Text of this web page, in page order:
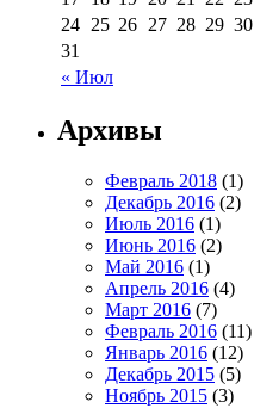
« Июл
24 25 26 27 28 29 30
31
Архивы
Февраль 2018 (1)
Декабрь 2016 (2)
Июль 2016 (1)
Июнь 2016 (2)
Май 2016 (1)
Апрель 2016 (4)
Март 2016 (7)
Февраль 2016 (11)
Январь 2016 (12)
Декабрь 2015 (5)
Ноябрь 2015 (3)